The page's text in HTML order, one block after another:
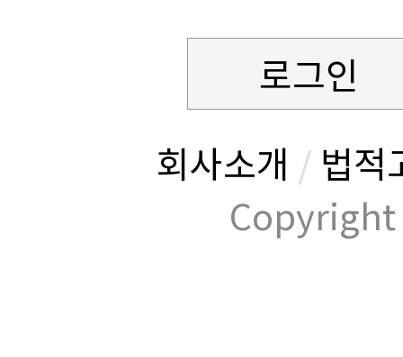
로그인
회사소개 / 법적
Copyright